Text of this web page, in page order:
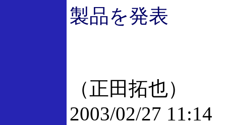
製品を発表
（正田拓也）
2003/02/27 11:14